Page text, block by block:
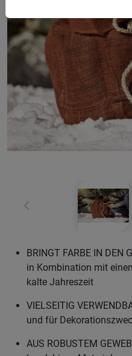
Zurück
BRINGT FARBE IN
in Kombination mit
kalte Jahreszeit
VIELSEITIG
und für
AUS ROBUSTEM